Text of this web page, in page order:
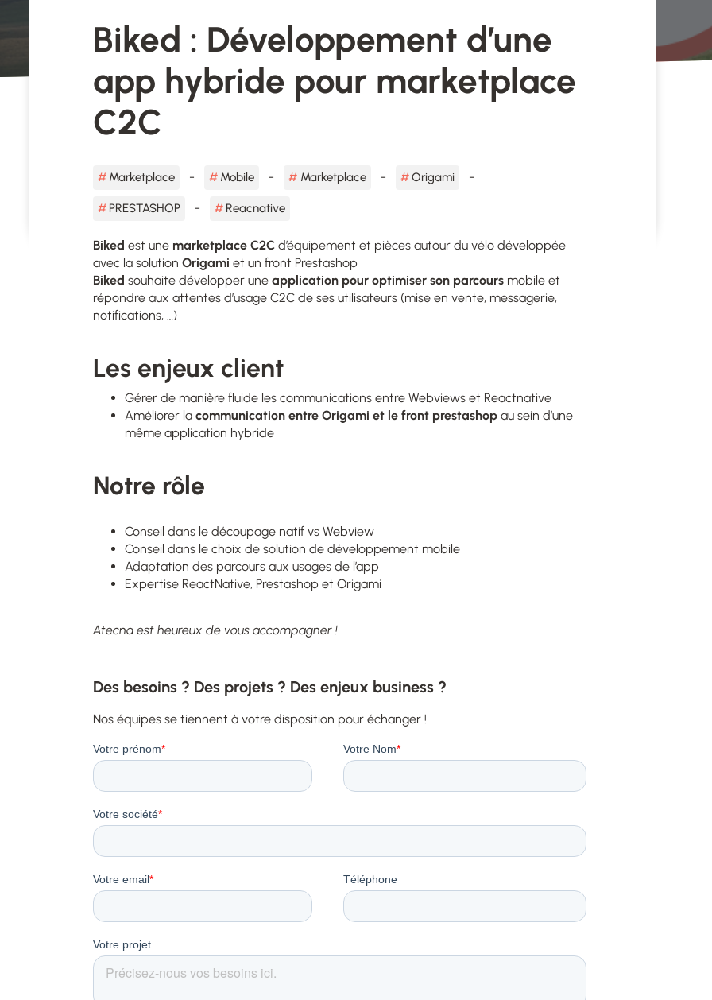
Biked : Développement d’une
app hybride pour marketplace
C2C
Marketplace Mobile Marketplace Origami
PRESTASHOP Reacnative
Biked est une marketplace C2C d’équipement et pièces autour du vélo développée
avec la solution Origami et un front Prestashop ​
Biked souhaite développer une application pour optimiser son parcours mobile et
répondre aux attentes d’usage C2C de ses utilisateurs (mise en vente, messagerie,
notifications, …)
Les enjeux client
Gérer de manière fluide les communications entre Webviews et Reactnative
Améliorer la communication entre Origami et le front prestashop au sein d’une
même application hybride​
Notre rôle
Conseil dans le découpage natif vs Webview​
Conseil dans le choix de solution de développement mobile​
Adaptation des parcours aux usages de l’app​
Expertise ReactNative, Prestashop et Origami
Atecna est heureux de vous accompagner !
Des besoins ? Des projets ? Des enjeux business ?
Nos équipes se tiennent à votre disposition pour échanger !